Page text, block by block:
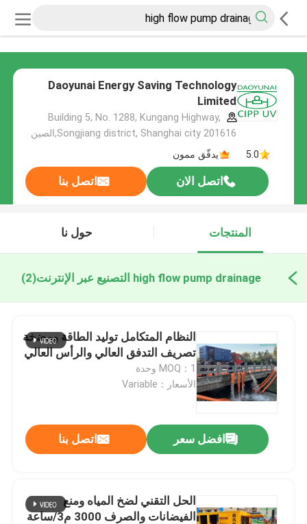
Daoyunai Energy Saving Technology
Limited
Building 5, No. 1288, Kungang Highway,
Songjiang district, Shanghai city 201616,الصين
5.0
يدقّق ممون
اتصل الان اتصل بنا
المنتجات حول نا
high flow pump drainage التصنيع عبر الإنترنت (2)
النظام المتكامل توليد الطاقة ومضخة
تصريف التدفق العالي والرأس العالي
MOQ：1 وحدة
الأسعار：Variable
افضل سعر اتصل بنا
الحل التقني لضخ المياه ومنع
الفيضانات والصرف 3000 م3/ساعة